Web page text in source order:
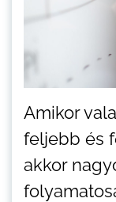
Amikor
feljebb és
akkor